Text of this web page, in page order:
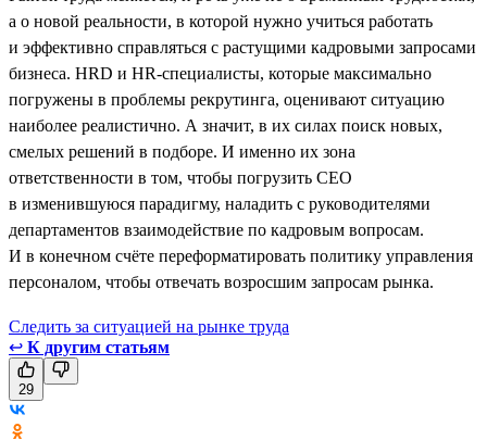
а о новой реальности, в которой нужно учиться работать
и эффективно справляться с растущими кадровыми запросами
бизнеса. HRD и HR-специалисты, которые максимально
погружены в проблемы рекрутинга, оценивают ситуацию
наиболее реалистично. А значит, в их силах поиск новых,
смелых решений в подборе. И именно их зона
ответственности в том, чтобы погрузить CEO
в изменившуюся парадигму, наладить с руководителями
департаментов взаимодействие по кадровым вопросам.
И в конечном счёте переформатировать политику управления
персоналом, чтобы отвечать возросшим запросам рынка.
Следить за ситуацией на рынке труда
↩ К другим статьям
29